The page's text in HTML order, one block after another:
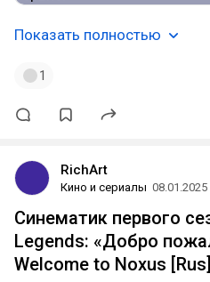
Показать полностью
1
RichArt
Кино и сериалы 08.01.2025
Cинематик первого
Legends: «Добро
Welcome to Noxus [Rus]